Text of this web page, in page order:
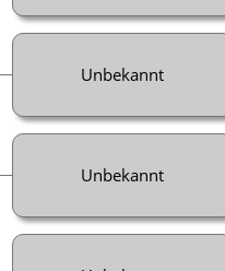
Unbekannt
Unbekannt